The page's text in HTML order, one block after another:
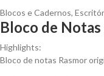
Blocos e Cadernos,
Bloco de
Highlights:
Bloco de notas Rasmor